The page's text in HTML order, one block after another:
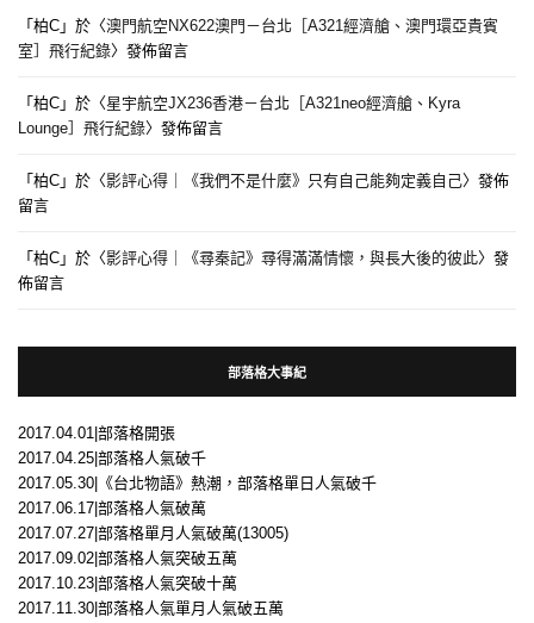
「 柏C 」於〈澳門航空NX622澳門－台北［A321經濟艙、澳門環亞貴賓
室］飛行紀錄〉發佈留言
「 柏C 」於〈星宇航空JX236香港－台北［A321neo經濟艙、Kyra
Lounge］飛行紀錄〉發佈留言
「 柏C 」於〈影評心得｜《我們不是什麼》只有自己能夠定義自己〉發佈
留言
「 柏C 」於〈影評心得｜《尋秦記》尋得滿滿情懷，與長大後的彼此〉發
佈留言
部落格大事紀
2017.04.01|部落格開張
2017.04.25|部落格人氣破千
2017.05.30|《台北物語》熱潮，部落格單日人氣破千
2017.06.17|部落格人氣破萬
2017.07.27|部落格單月人氣破萬(13005)
2017.09.02|部落格人氣突破五萬
2017.10.23|部落格人氣突破十萬
2017.11.30|部落格人氣單月人氣破五萬